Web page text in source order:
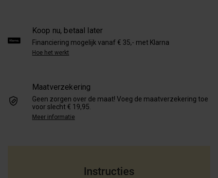
Koop nu, betaal later
Financiering mogelijk vanaf € 35,- met Klarna
Hoe het werkt
Maatverzekering
Geen zorgen over de maat! Voeg de maatverzekering toe
voor slecht € 19,95.
Meer informatie
Instructies